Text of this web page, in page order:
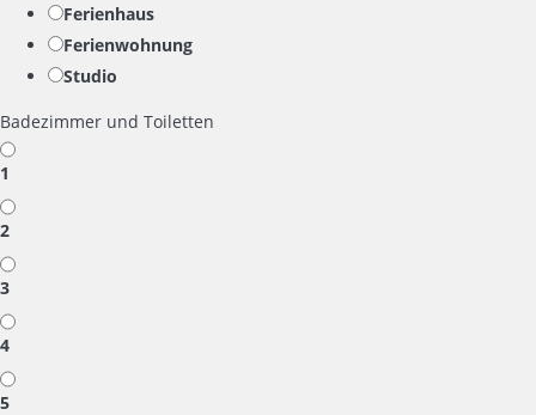
Ferienhaus
Ferienwohnung
Studio
Badezimmer und Toiletten
1
2
3
4
5